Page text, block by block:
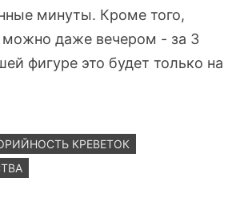
минуты. Кроме того,
можно даже вечером - за 3
фигуре это будет только на
КРЕВЕТОК